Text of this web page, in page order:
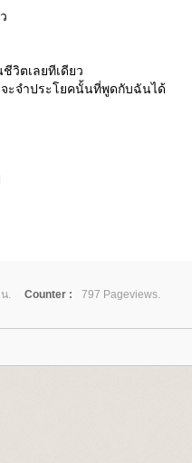
วิตเลยทีเดียว
ะจำประโยคนั้นที่พูดกับฉันได้
. Counter :
797 Pageviews.